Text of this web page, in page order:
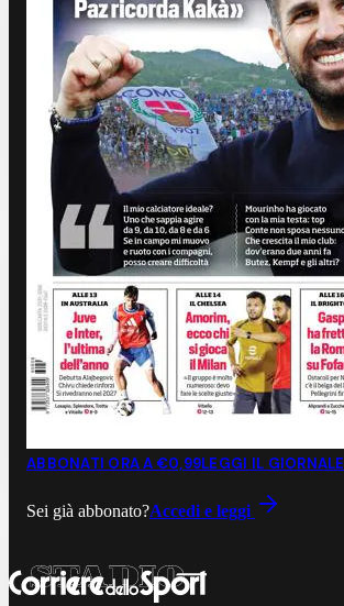
ABBONATI ORA A €0,99LEGGI IL GIORNALE
Sei già abbonato?Accedi e leggi